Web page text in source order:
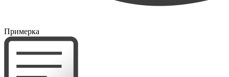
Примерка